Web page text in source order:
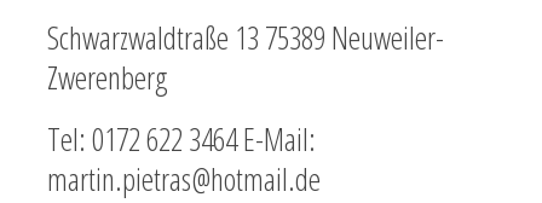
Schwarzwaldtraße 13 75389 Neuweiler-
Zwerenberg
Tel: 0172 622 3464 E-Mail:
martin.pietras@hotmail.de